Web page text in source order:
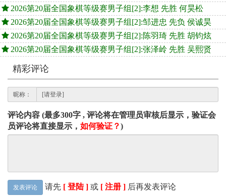
2026第20届全国象棋等级赛男子组[2]:李想 先胜 何昊松
2026第20届全国象棋等级赛男子组[2]:邹进忠 先负 侯诚昊
2026第20届全国象棋等级赛男子组[2]:陈羽琦 先胜 胡钧炫
2026第20届全国象棋等级赛男子组[2]:张泽岭 先胜 吴熙贤
精彩评论
昵称：
评论内容 (最多300字 , 评论将在管理员审核后显示，验证会
员评论将直接显示， 如何验证？)
发表评论 请先 [ 登陆 ] 或 [ 注册 ] 后再发表评论